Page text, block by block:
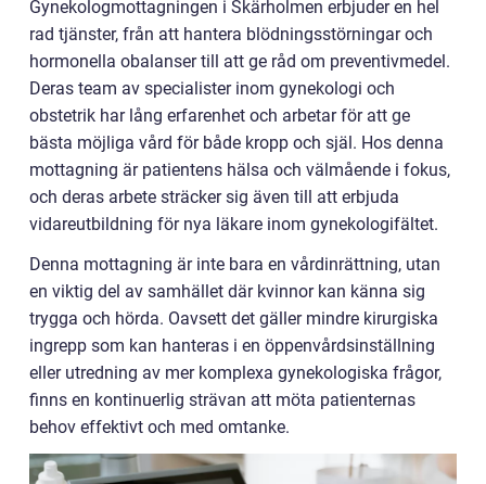
Gynekologmottagningen i Skärholmen erbjuder en hel
rad tjänster, från att hantera blödningsstörningar och
hormonella obalanser till att ge råd om preventivmedel.
Deras team av specialister inom gynekologi och
obstetrik har lång erfarenhet och arbetar för att ge
bästa möjliga vård för både kropp och själ. Hos denna
mottagning är patientens hälsa och välmående i fokus,
och deras arbete sträcker sig även till att erbjuda
vidareutbildning för nya läkare inom gynekologifältet.
Denna mottagning är inte bara en vårdinrättning, utan
en viktig del av samhället där kvinnor kan känna sig
trygga och hörda. Oavsett det gäller mindre kirurgiska
ingrepp som kan hanteras i en öppenvårdsinställning
eller utredning av mer komplexa gynekologiska frågor,
finns en kontinuerlig strävan att möta patienternas
behov effektivt och med omtanke.